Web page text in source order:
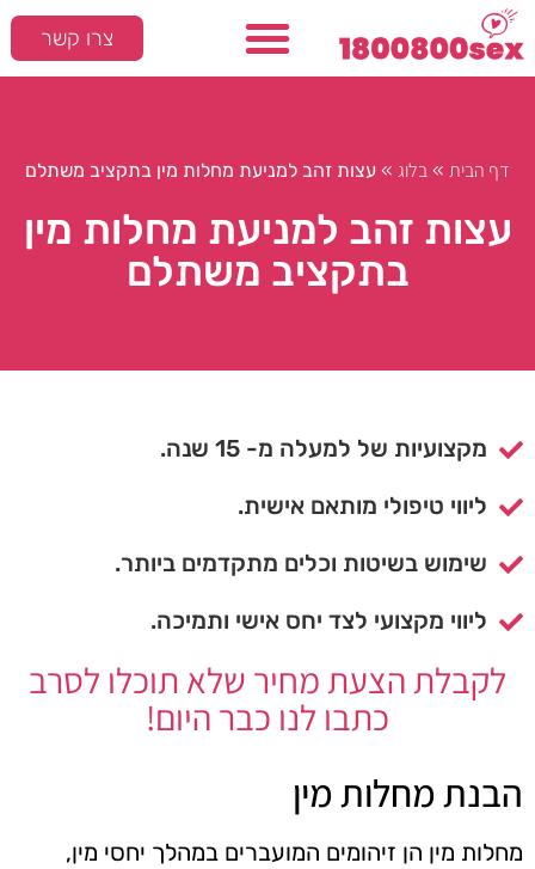
צרו קשר
דף הבית » בלוג » עצות זהב למניעת מחלות מין בתקציב משתלם
עצות זהב למניעת מחלות מין
בתקציב משתלם
מקצועיות של למעלה מ- 15 שנה.
ליווי טיפולי מותאם אישית.
שימוש בשיטות וכלים מתקדמים ביותר.
ליווי מקצועי לצד יחס אישי ותמיכה.
לקבלת הצעת מחיר שלא תוכלו לסרב
כתבו לנו כבר היום!
הבנת מחלות מין
מחלות מין הן זיהומים המועברים במהלך יחסי מין,